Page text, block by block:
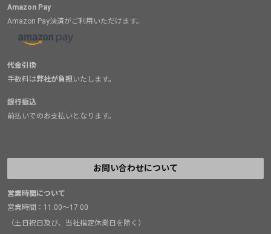
Amazon Pay
Amazon Pay決済がご利用いただけます。
代金引換
手数料は弊社が負担いたします。
銀行振込
前払いでのお支払いとなります。
お問い合わせについて
営業時間について
営業時間：11:00～17:00
（土日祝日及び、当社指定休業日を除く）